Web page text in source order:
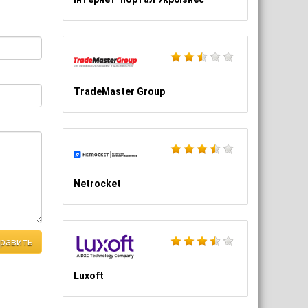
TradeMaster Group
Netrocket
Luxoft